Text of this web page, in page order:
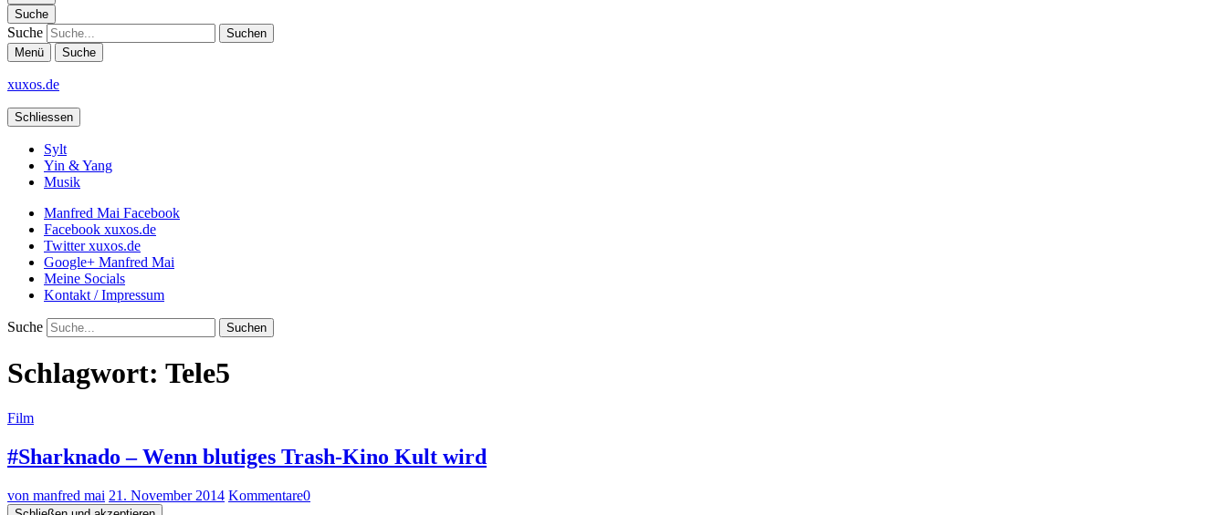
Suche
Suche
Menü Suche
xuxos.de
Schliessen
Sylt
Yin & Yang
Musik
Manfred Mai Facebook
Facebook xuxos.de
Twitter xuxos.de
Google+ Manfred Mai
Meine Socials
Kontakt / Impressum
Suche
Schlagwort: Tele5
Film
#Sharknado – Wenn blutiges Trash-Kino Kult wird
von manfred mai 21. November 2014 Kommentare0